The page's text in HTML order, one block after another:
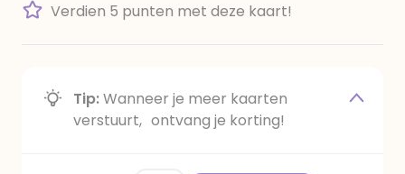
Verdien 5 punten met deze kaart!
Tip:Wanneer je meer kaarten
verstuurt, ontvang je korting!